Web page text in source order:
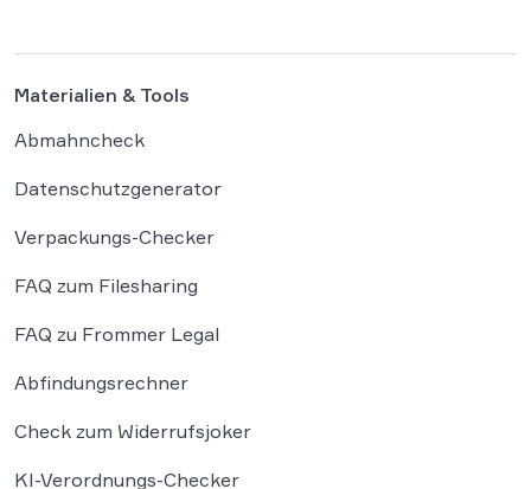
Materialien & Tools
Abmahncheck
Datenschutzgenerator
Verpackungs-Checker
FAQ zum Filesharing
FAQ zu Frommer Legal
Abfindungsrechner
Check zum Widerrufsjoker
KI-Verordnungs-Checker